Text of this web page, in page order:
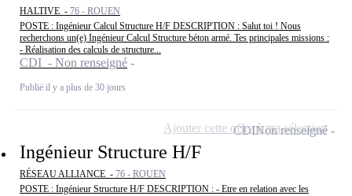
HALTIVE - 76 - ROUEN
POSTE : Ingénieur Calcul Structure H/F DESCRIPTION : Salut toi ! Nous
recherchons un(e) Ingénieur Calcul Structure béton armé. Tes principales missions :
- Réalisation des calculs de structure...
CDI - Non renseigné
Publié il y a plus de 30 jours
Ingénieur Structure H/F
RÉSEAU ALLIANCE - 76 - ROUEN
POSTE : Ingénieur Structure H/F DESCRIPTION : - Etre en relation avec les
CDINon renseigné
Ajouter cette offre à ma sélection